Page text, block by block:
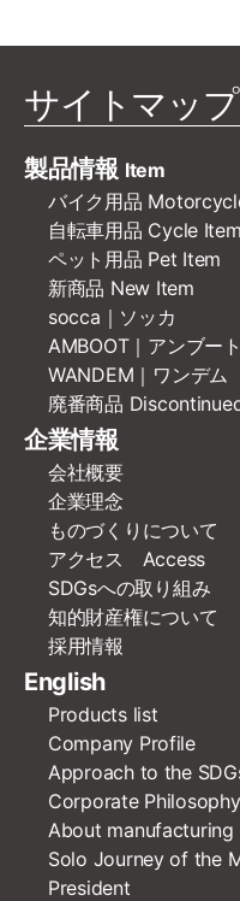
サイトマップ
製品情報 Item
バイク用品
自転車用品 Cycle Item
ペット用品 Pet Item
新商品 New Item
socca｜ソッカ
AMBOOT｜アンブート
WANDEM｜ワンデム
廃番商品
企業情報
会社概要
企業理念
ものづくりについて
アクセス Access
SDGsへの取り組み
知的財産権について
採用情報
English
Products list
Company Profile
Approach to the
Corporate Philosophy
About manufacturing
Solo Journey of the
President